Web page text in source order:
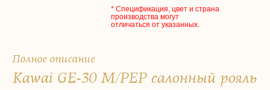
* Спецификация, цвет и страна
производства могут
отличаться от указанных.
Полное описание
Kawai GE-30 M/PEP салонный рояль